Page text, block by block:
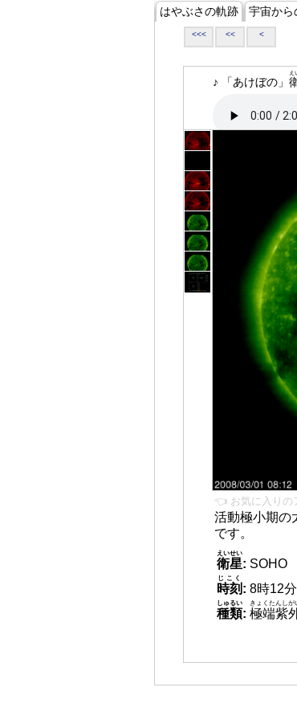
はやぶさの軌跡 宇宙から
<<< << <
♪ 「あけぼの」
え
👈 お気に入りの
活動極小期の
です。
衛星
えいせい
: SOHO
時刻
じこく
: 8時12分
種類
しゅるい
: 極端紫
きょくたんしが